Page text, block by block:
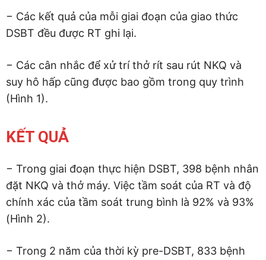
Xem xét rút NKQ
7. Nếu BN thất bại rút NKQ do
Thở rít sau rút NKQ
Xem xét Racemic epinephrine
Xem xét Budesonide 2 mg x 1 liều
Xem xét Heliox
Xem xét thử nghiệm NIV ngắn
Tái đặt lại NKQ số nhỏ hơn 0,5 – 1
Suy hô hấp
− Các kết quả của mỗi giai đoạn của giao thức
DSBT đều được RT ghi lại.
− Các cân nhắc để xử trí thở rít sau rút NKQ và
suy hô hấp cũng được bao gồm trong quy trình
(Hình 1).
KẾT QUẢ
− Trong giai đoạn thực hiện DSBT, 398 bệnh nhân
đặt NKQ và thở máy. Việc tầm soát của RT và độ
chính xác của tầm soát trung bình là 92% và 93%
(Hình 2).
− Trong 2 năm của thời kỳ pre-DSBT, 833 bệnh